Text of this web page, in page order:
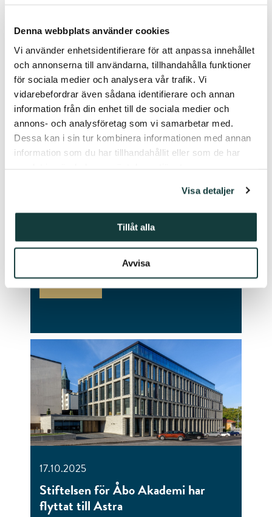
Denna webbplats använder cookies
Vi använder enhetsidentifierare för att anpassa innehållet
och annonserna till användarna, tillhandahålla funktioner
för sociala medier och analysera vår trafik. Vi
vidarebefordrar även sådana identifierare och annan
information från din enhet till de sociala medier och
annons- och analysföretag som vi samarbetar med.
Dessa kan i sin tur kombinera informationen med annan
information som du har tillhandahållit eller som de har
Visa detaljer
Tillåt alla
Avvisa
Vi välkomnar konstverket
Möjligheternas skärgård till Astra
LÄS MER
17.10.2025
Stiftelsen för Åbo Akademi har
flyttat till Astra